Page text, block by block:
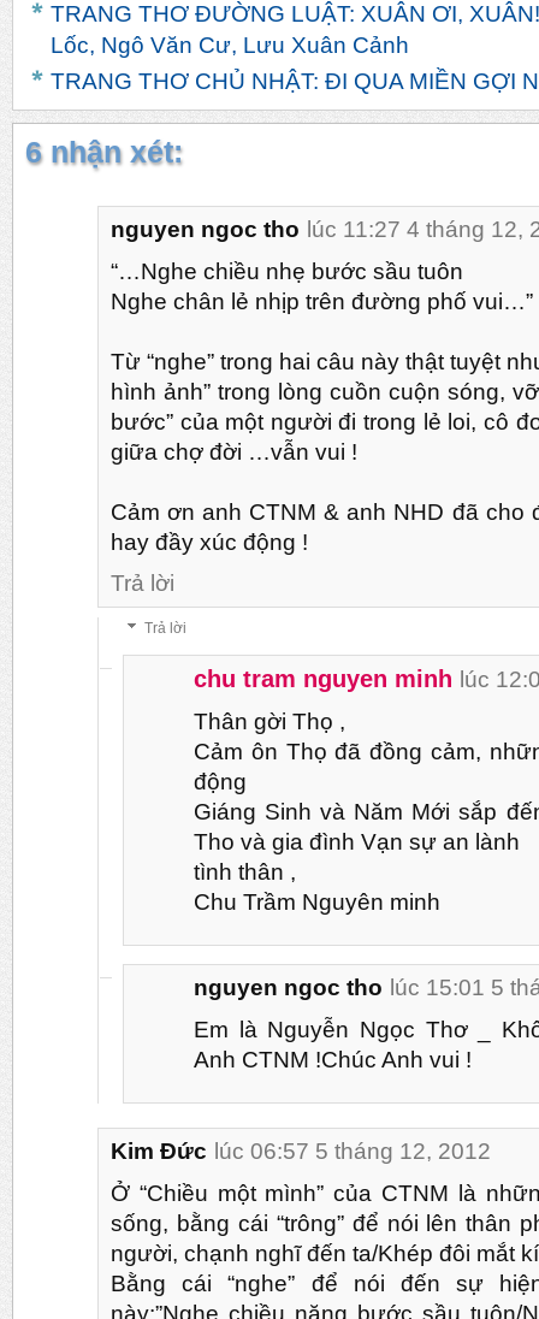
TRANG THƠ ĐƯỜNG LUẬT: XUÂN ƠI,
Lốc, Ngô Văn Cư, Lưu Xuân Cảnh
TRANG THƠ CHỦ NHẬT: ĐI QUA MIỀN GỢI
6 nhận xét:
nguyen ngoc tho lúc 11:27 4 tháng 12,
“…Nghe chiều nhẹ bước sầu tuôn
Nghe chân lẻ nhịp trên đường phố vui…”
Từ “nghe” trong hai câu này thật tuyệt
hình ảnh” trong lòng cuồn cuộn sóng,
bước” của một người đi trong lẻ loi, cô
giữa chợ đời …vẫn vui !
Cảm ơn anh CTNM & anh NHD đã cho
hay đầy xúc động !
Trả lời
Trả lời
chu tram nguyen minh lúc
Thân gời Thọ ,
Cảm ôn Thọ đã đồng cảm,
động
Giáng Sinh và Năm Mới sắp
Tho và gia đình Vạn sự an lành
tình thân ,
Chu Trầm Nguyên minh
nguyen ngoc tho lúc 15:01 5
Em là Nguyễn Ngọc Thơ _
Anh CTNM !Chúc Anh vui !
Kim Đức lúc 06:57 5 tháng 12, 2012
Ở “Chiều một mình” của CTNM là
sống, bằng cái “trông” để nói lên thân
người, chạnh nghĩ đến ta/Khép đôi mắt
Bằng cái “nghe” để nói đến sự
này:”Nghe chiều nặng bước sầu tuôn/